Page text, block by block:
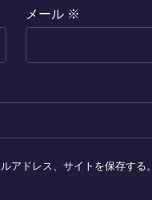
メール ※
アドレス、サイトを保存する。